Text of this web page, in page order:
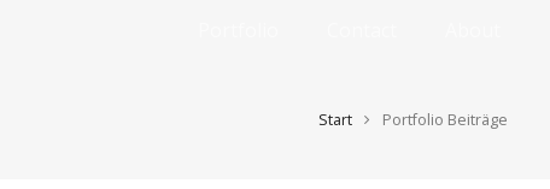
Start Portfolio Beiträge